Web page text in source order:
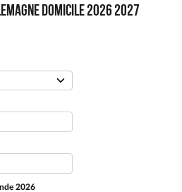
Domicile 2026 2027
:
2026